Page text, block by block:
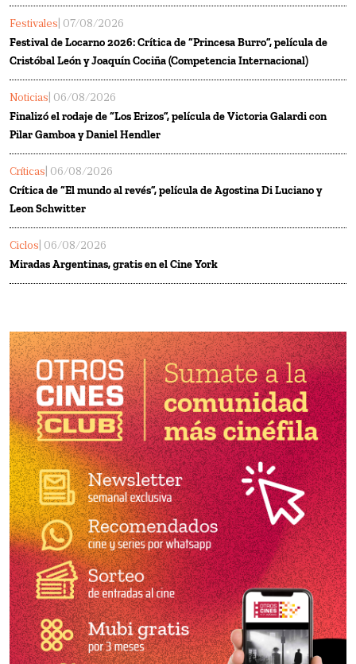
Festivales | 07/08/2026
Festival de Locarno 2026: Crítica de “Princesa Burro”, película de
Cristóbal León y Joaquín Cociña (Competencia Internacional)
Noticias | 06/08/2026
Finalizó el rodaje de “Los Erizos”, película de Victoria Galardi con
Pilar Gamboa y Daniel Hendler
Críticas | 06/08/2026
Crítica de “El mundo al revés”, película de Agostina Di Luciano y
Leon Schwitter
Ciclos | 06/08/2026
Miradas Argentinas, gratis en el Cine York